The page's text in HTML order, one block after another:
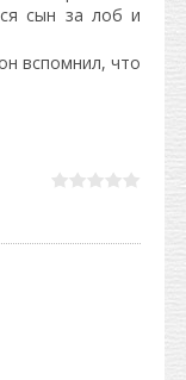
сын за лоб и
вспомнил, что